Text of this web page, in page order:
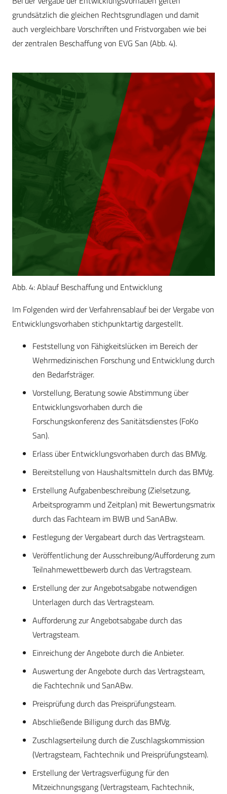
grundsätzlich die gleichen Rechtsgrundlagen und damit
auch vergleichbare Vorschriften und Fristvorgaben wie bei
der zentralen Beschaffung von EVG San (Abb. 4).
Abb. 4: Ablauf Beschaffung und Entwicklung
Im Folgenden wird der Verfahrensablauf bei der Vergabe von
Entwicklungsvorhaben stichpunktartig dargestellt.
Feststellung von Fähigkeitslücken im Bereich der
Wehrmedizinischen Forschung und Entwicklung durch
den Bedarfsträger.
Vorstellung, Beratung sowie Abstimmung über
Entwicklungsvorhaben durch die
Forschungskonferenz des Sanitätsdienstes (FoKo
San).
Erlass über Entwicklungsvorhaben durch das BMVg.
Bereitstellung von Haushaltsmitteln durch das BMVg.
Erstellung Aufgabenbeschreibung (Zielsetzung,
Arbeitsprogramm und Zeitplan) mit Bewertungsmatrix
durch das Fachteam im BWB und SanABw.
Festlegung der Vergabeart durch das Vertragsteam.
Veröffentlichung der Ausschreibung/Aufforderung zum
Teilnahmewettbewerb durch das Vertragsteam.
Erstellung der zur Angebotsabgabe notwendigen
Unterlagen durch das Vertragsteam.
Aufforderung zur Angebotsabgabe durch das
Vertragsteam.
Einreichung der Angebote durch die Anbieter.
Auswertung der Angebote durch das Vertragsteam,
die Fachtechnik und SanABw.
Preisprüfung durch das Preisprüfungsteam.
Abschließende Billigung durch das BMVg.
Zuschlagserteilung durch die Zuschlagskommission
(Vertragsteam, Fachtechnik und Preisprüfungsteam).
Erstellung der Vertragsverfügung für den
Mitzeichnungsgang (Vertragsteam, Fachtechnik,